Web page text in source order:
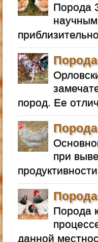
Порода
научным
пород. Ее
при
Порода
Порода
данной